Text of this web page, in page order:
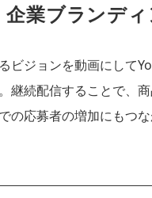
企業ブランデ
ビジョンを動画にして
継続配信することで、
の応募者の増加にもつな